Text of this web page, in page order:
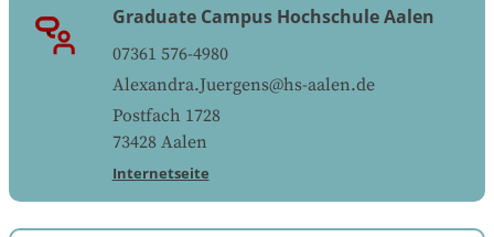
Graduate Campus Hochschule Aalen
07361 576-4980
Alexandra.Juergens@hs-aalen.de
Postfach 1728
73428 Aalen
Internetseite